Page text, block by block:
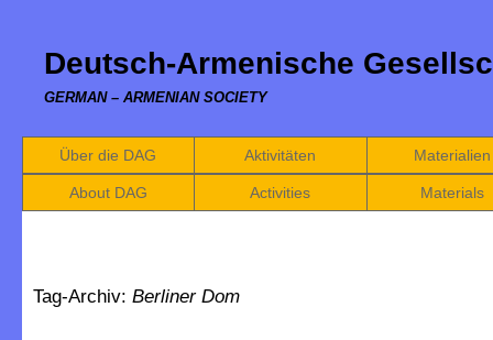
Deutsch-Armenische
GERMAN – ARMENIAN SOCIETY
Über die DAG Aktivitäten Materialien
About DAG Activities Materials
Tag-Archiv: Berliner Dom